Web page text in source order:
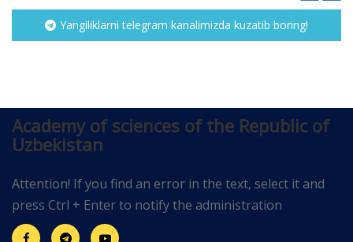
Yangiliklarni telegram kanalimizda kuzatib boring!
Academy of sciences of the Republic of
Uzbekistan
Attention! If you find an error in the text, select it and
press Ctrl + Enter to notify the administration